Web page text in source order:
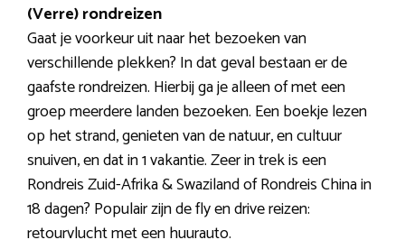
(Verre) rondreizen
Gaat je voorkeur uit naar het bezoeken van
verschillende plekken? In dat geval bestaan er de
gaafste rondreizen. Hierbij ga je alleen of met een
groep meerdere landen bezoeken. Een boekje lezen
op het strand, genieten van de natuur, en cultuur
snuiven, en dat in 1 vakantie. Zeer in trek is een
Rondreis Zuid-Afrika & Swaziland of Rondreis China in
18 dagen? Populair zijn de fly en drive reizen:
retourvlucht met een huurauto.